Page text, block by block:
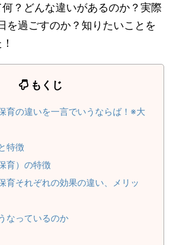
？どんな違いがあるのか？実際
を過ごすのか？知りたいことを
もくじ
育の違いを一言でいうならば！※大
特徴
育）の特徴
育それぞれの効果の違い、メリッ
なっているのか